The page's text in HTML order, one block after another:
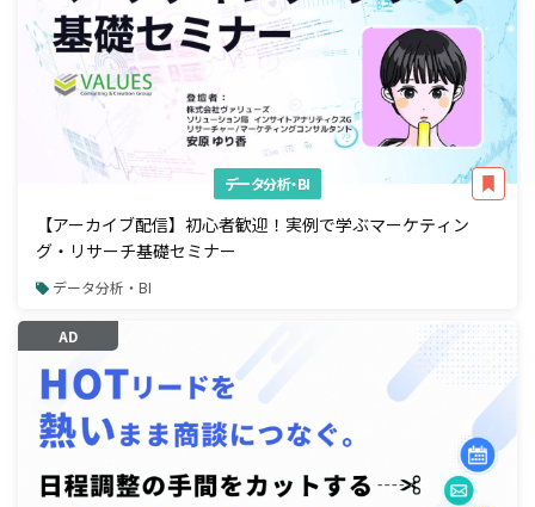
データ分析・BI
【アーカイブ配信】初心者歓迎！実例で学ぶマーケティン
グ・リサーチ基礎セミナー
データ分析・BI
AD